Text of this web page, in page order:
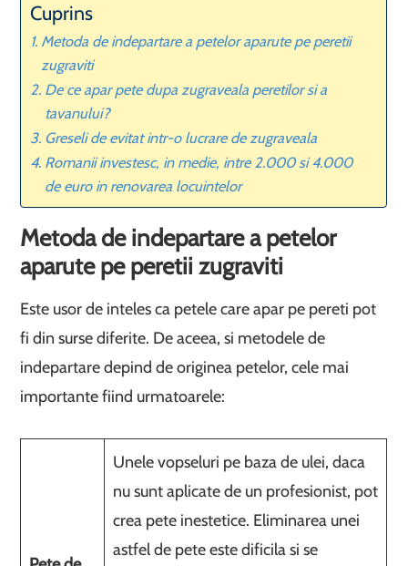
Cuprins
Metoda de indepartare a petelor aparute pe peretii
zugraviti
De ce apar pete dupa zugraveala peretilor si a
tavanului?
Greseli de evitat intr-o lucrare de zugraveala
Romanii investesc, in medie, intre 2.000 si 4.000
de euro in renovarea locuintelor
Metoda de indepartare a petelor
aparute pe peretii zugraviti
Este usor de inteles ca petele care apar pe pereti pot
fi din surse diferite. De aceea, si metodele de
indepartare depind de originea petelor, cele mai
importante fiind urmatoarele:
Unele vopseluri pe baza de ulei, daca
nu sunt aplicate de un profesionist, pot
crea pete inestetice. Eliminarea unei
astfel de pete este dificila si se